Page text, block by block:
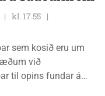
kl. 17.55
sem kosið eru um
við
til opins fundar á
laugardaginn